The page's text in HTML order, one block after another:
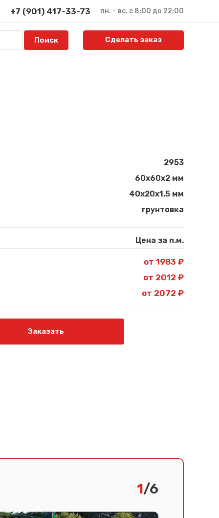
+7 (901) 417-33-73 пн. - вс. с 8:00 до 22:00
Сделать заказ
2953
60х60х2 мм
40х20х1,5 мм
грунтовка
Цена за п.м.
от 1983 ₽
от 2012 ₽
от 2072 ₽
Заказать
1/6